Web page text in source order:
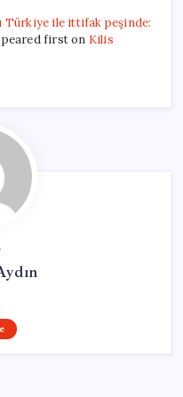
Türkiye ile ittifak peşinde:
first on Kilis